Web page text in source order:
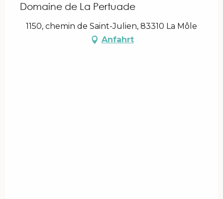
Domaine de La Pertuade
1150, chemin de Saint-Julien, 83310 La Môle
Anfahrt